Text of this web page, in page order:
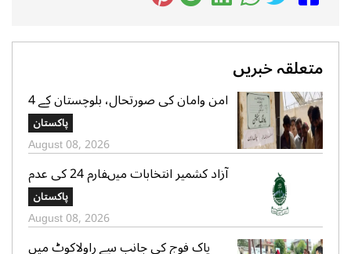
متعلقہ خبریں
امن وامان کی صورتحال، بلوچستان کے 4
بلدیاتی حلقوں میں آج ہونیوالی پولنگ
ملتوی
پاکستان
August 08, 2026
آزاد کشمیر انتخابات میںفارم 24 کی عدم
فراہمی کے دعوے بے بنیاد ہیں، الیکشن
کمیشن کی وضاحت
پاکستان
August 08, 2026
پاک فوج کی جانب سے راولاکوٹ میں